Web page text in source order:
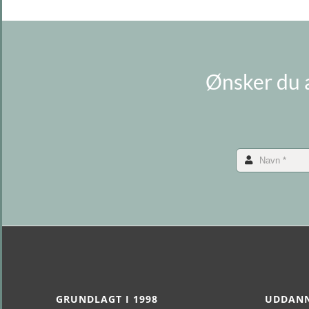
Ønsker du
GRUNDLAGT I 1998